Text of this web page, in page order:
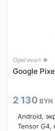
Оригинал ★
Google
2 130 BYN
Android,
Tensor G4,